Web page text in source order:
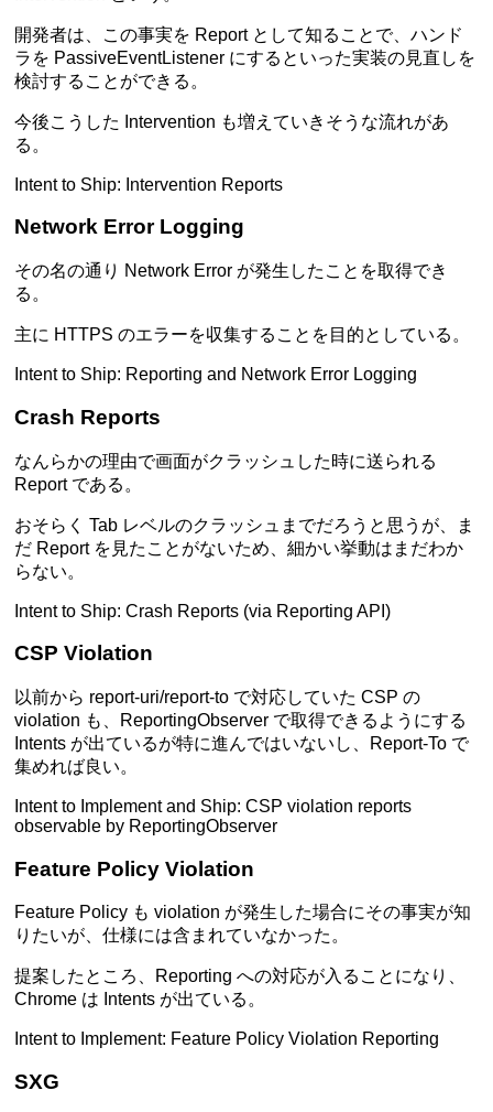
開発者は、この事実を Report として知ることで、ハンド
ラを PassiveEventListener にするといった実装の見直しを
検討することができる。
今後こうした Intervention も増えていきそうな流れがあ
る。
Intent to Ship: Intervention Reports
Network Error Logging
その名の通り Network Error が発生したことを取得でき
る。
主に HTTPS のエラーを収集することを目的としている。
Intent to Ship: Reporting and Network Error Logging
Crash Reports
なんらかの理由で画面がクラッシュした時に送られる
Report である。
おそらく Tab レベルのクラッシュまでだろうと思うが、ま
だ Report を見たことがないため、細かい挙動はまだわか
らない。
Intent to Ship: Crash Reports (via Reporting API)
CSP Violation
以前から report-uri/report-to で対応していた CSP の
violation も、ReportingObserver で取得できるようにする
Intents が出ているが特に進んではいないし、Report-To で
集めれば良い。
Intent to Implement and Ship: CSP violation reports
observable by ReportingObserver
Feature Policy Violation
Feature Policy も violation が発生した場合にその事実が知
りたいが、仕様には含まれていなかった。
提案 したところ、Reporting への対応が入ることになり、
Chrome は Intents が出ている。
Intent to Implement: Feature Policy Violation Reporting
SXG